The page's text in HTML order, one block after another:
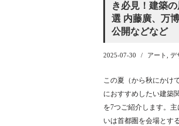
き必見！建築
選 内藤廣、万
公開などなど
2025-07-30 アート デ
この夏（から秋にかけ
におすすめしたい建築
を7つご紹介します。
いは首都圏を会場とす